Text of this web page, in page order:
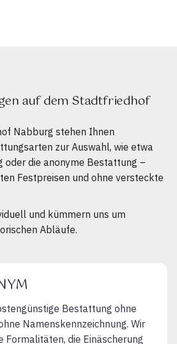
auf dem Stadtfriedhof
Nabburg stehen Ihnen
zur Auswahl, wie etwa
oder die anonyme Bestattung –
Festpreisen und ohne versteckte
und kümmern uns um
Abläufe.
Bestattung ohne
Namenskennzeichnung. Wir
Formalitäten, die Einäscherung